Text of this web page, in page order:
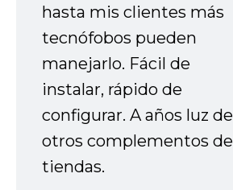
hasta mis clientes más
tecnófobos pueden
manejarlo. Fácil de
instalar, rápido de
configurar. A años luz de
otros complementos de
tiendas.